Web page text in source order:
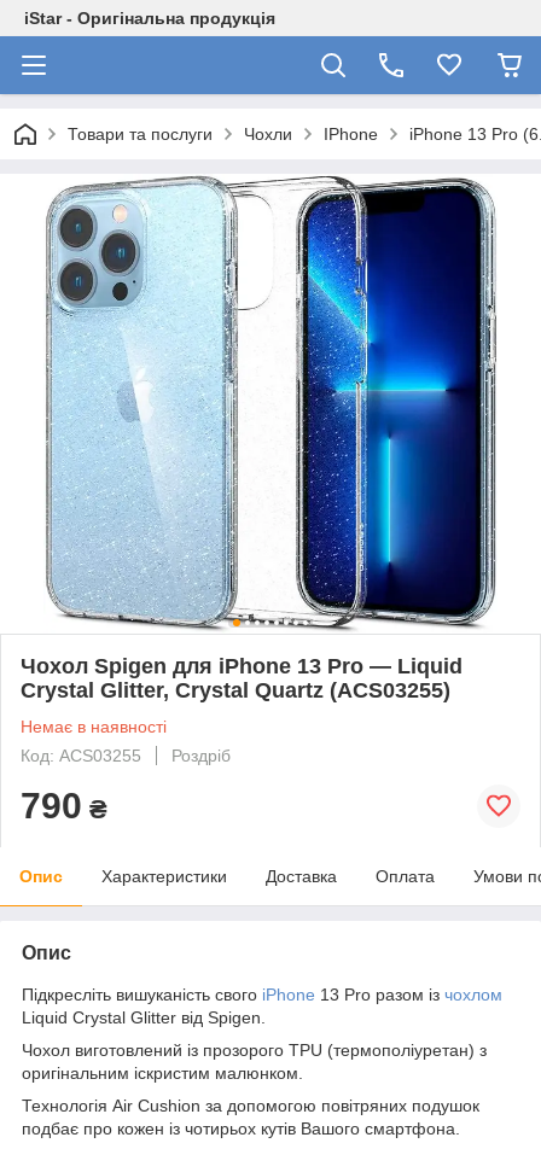
iStar - Оригінальна продукція
Товари та послуги Чохли IPhone iPhone 13 Pro
Чохол Spigen для iPhone 13 Pro — Liquid
Crystal Glitter, Crystal Quartz (ACS03255)
Немає в наявності
Код: ACS03255
Роздріб
790 ₴
Опис Характеристики Доставка Оплата Умови
Опис
Підкресліть вишуканість свого iPhone 13 Pro разом із чохлом
Liquid Crystal Glitter від Spigen.
Чохол виготовлений із прозорого TPU (термополіуретан) з
оригінальним іскристим малюнком.
Технологія Air Cushion за допомогою повітряних подушок
подбає про кожен із чотирьох кутів Вашого смартфона.